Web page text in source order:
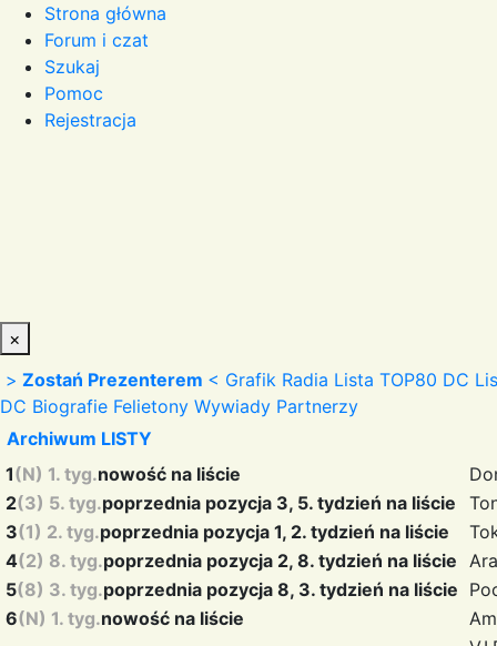
Strona główna
Forum i czat
Szukaj
Pomoc
Rejestracja
×
> Zostań Prezenterem < Grafik Radia Lista TOP80 DC
DC Biografie Felietony Wywiady Partnerzy
Archiwum LISTY
1(N) 1. tyg.nowość na liście
2(3) 5. tyg.poprzednia pozycja 3, 5. tydzień na liście
3(1) 2. tyg.poprzednia pozycja 1, 2. tydzień na liście
4(2) 8. tyg.poprzednia pozycja 2, 8. tydzień na liście
5(8) 3. tyg.poprzednia pozycja 8, 3. tydzień na liście
6(N) 1. tyg.nowość na liście